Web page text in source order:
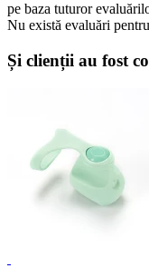
pe baza tuturor
Nu există evaluări
Și clienții au fost